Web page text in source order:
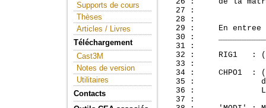
Supports de cours
Thèses
Articles / Livres
Téléchargement
Cast3M
Notes de version
Utilitaires
Contacts
  27 :
  28 :
29 :     En entree
30 :
  31 :
32 :     RIG1   :
  33 :
34 :     CHPO1  :
35 :
36 :
  37 :